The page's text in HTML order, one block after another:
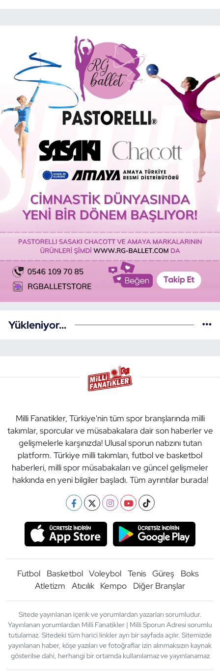
Yükleniyor...
Milli Fanatikler, Türkiye'nin tüm spor branşlarında milli
takımlar, sporcular ve müsabakalara dair son haberler ve
gelişmelerle karşınızda! Ulusal sporun nabzını tutan
platform. Türkiye milli takımları, futbol ve basketbol
haberleri, milli spor müsabakaları ve güncel gelişmeler
hakkında en yeni bilgiler başladı. Tüm ayrıntılar burada!
Futbol Basketbol Voleybol Tenis Güreş
Boks
Atletizm
Atıcılık Kempo Diğer Branşlar
Sitede yayınlanan içerik ve yorumlardan yazarları sorumludur.
Yayınlanan yorumlardan Milli Fanatikler | Milli Sporun Adresi sorumlu
tutulamaz. Sitedeki tüm harici linkler ayrı bir sayfada açılır. Sitemizde
yayınlanan haber, köşe yazıları ve fotoğraflar izin alınmaksızın kaynak
gösterilse dahi, herhangi bir ortamda kullanılamaz ve yayınlanamaz